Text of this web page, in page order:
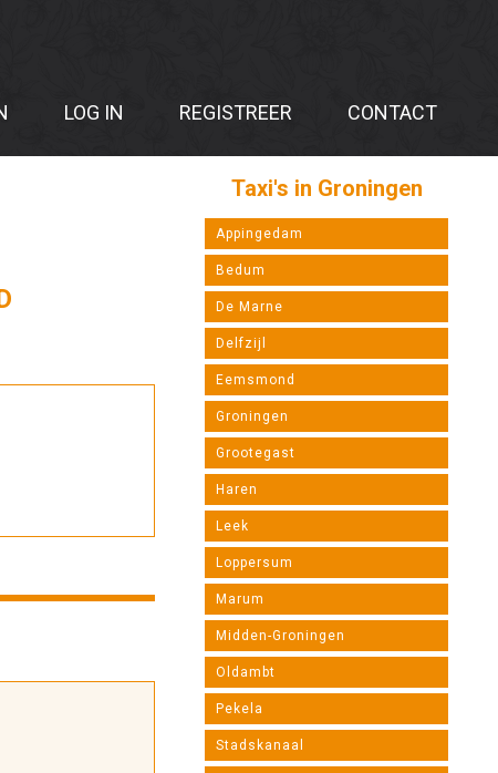
LOG IN REGISTREER CONTACT
Taxi's in Groningen
Appingedam
Bedum
De Marne
Delfzijl
Eemsmond
Groningen
Grootegast
Haren
Leek
Loppersum
Marum
Midden-Groningen
Oldambt
Pekela
Stadskanaal